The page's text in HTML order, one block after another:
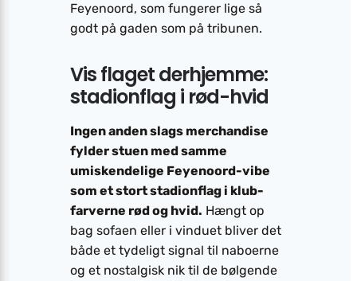
Feyenoord, som fungerer lige så
godt på gaden som på tribunen.
Vis flaget derhjemme:
stadionflag i rød-hvid
Ingen anden slags merchandise
fylder stuen med samme
umiskendelige Feyenoord-vibe
som et stort stadionflag i klub-
farverne rød og hvid. Hængt op
bag sofaen eller i vinduet bliver det
både et tydeligt signal til naboerne
og et nostalgisk nik til de bølgende